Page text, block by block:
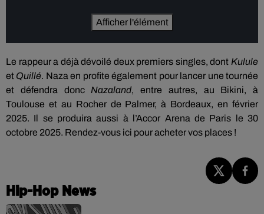
Afficher l'élément
Le rappeur a déjà dévoilé deux premiers singles, dont Kulule
et Quillé. Naza en profite également pour lancer une tournée
et défendra donc Nazaland, entre autres, au Bikini, à
Toulouse et au Rocher de Palmer, à Bordeaux, en février
2025. Il se produira aussi à l’Accor Arena de Paris le 30
octobre 2025. Rendez-vous ici pour acheter vos places !
Hip-Hop News